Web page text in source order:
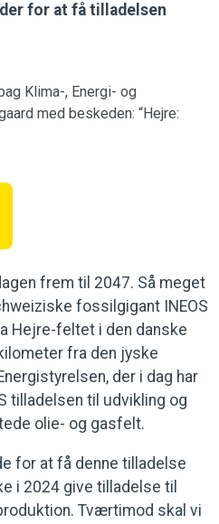
for at få tilladelsen
Klima-, Energi- og
med beskeden: “Hejre:
frem til 2047. Så meget
fossilgigant INEOS
Hejre-feltet i den danske
fra den jyske
der i dag har
tilladelsen til udvikling og
olie- og gasfelt.
for at få denne tilladelse
i 2024 give tilladelse til
Tværtimod skal vi